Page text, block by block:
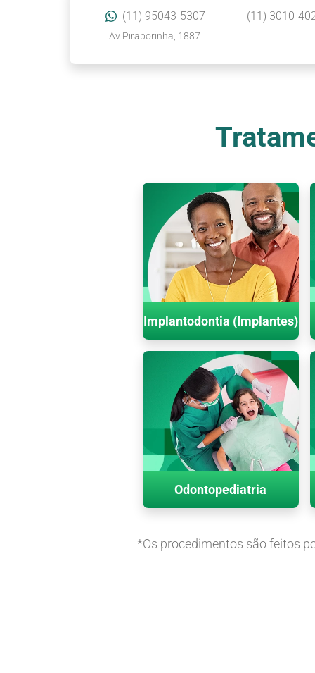
(11) 95043-5307 (11) 3010-
Av Piraporinha, 1887
Implantodontia (Implantes)
Odontopediatria
*Os procedimentos são feitos